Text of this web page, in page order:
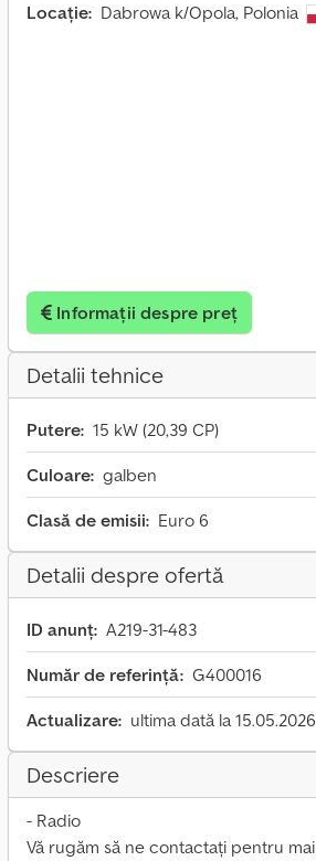
Locație: Dabrowa k/Opola, Polonia
Informații despre preț
Detalii tehnice
Putere: 15 kW (20,39 CP)
Culoare: galben
Clasă de emisii: Euro 6
Detalii despre ofertă
ID anunț: A219-31-483
Număr de referință: G400016
Actualizare: ultima dată la 15.05.2026
Descriere
- Radio
Vă rugăm să ne contactați pentru